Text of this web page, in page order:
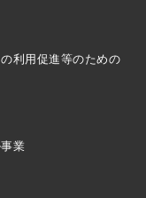
利用促進等のための
業